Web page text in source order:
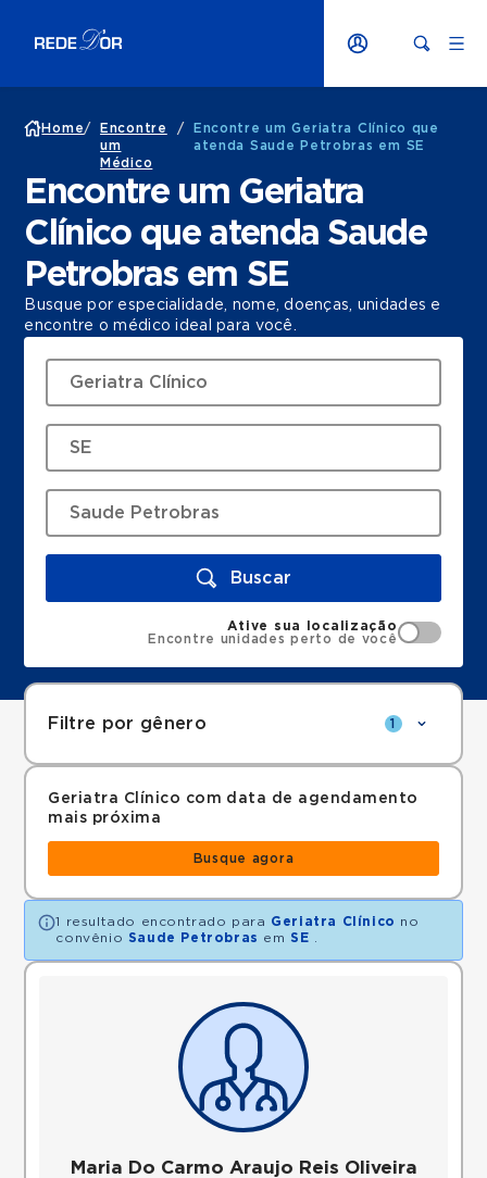
Home/
Encontre
um
Médico
/
Encontre um Geriatra Clínico que
atenda Saude Petrobras em SE
Encontre um Geriatra
Clínico que atenda Saude
Petrobras em SE
Busque por especialidade, nome, doenças, unidades e
encontre o médico ideal para você.
Buscar
Ative sua localização
Encontre unidades perto de você
Filtre por gênero 1
Geriatra Clínico com data de agendamento
mais próxima
Busque agora
1 resultado encontrado para Geriatra Clínico no
convênio Saude Petrobras em SE
Maria Do Carmo Araujo Reis Oliveira